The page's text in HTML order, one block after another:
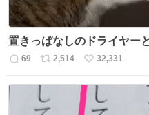
置きっぱなしのドライヤー
返
数
69
リ
ス
ト
2,514
い
ね
数
32,331